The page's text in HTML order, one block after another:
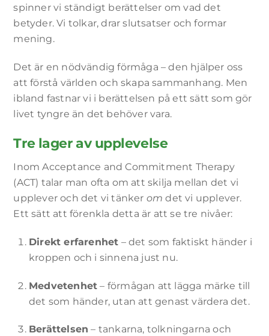
spinner vi ständigt berättelser om vad det
betyder. Vi tolkar, drar slutsatser och formar
mening.
Det är en nödvändig förmåga – den hjälper oss
att förstå världen och skapa sammanhang. Men
ibland fastnar vi i berättelsen på ett sätt som gör
livet tyngre än det behöver vara.
Tre lager av upplevelse
Inom Acceptance and Commitment Therapy
(ACT) talar man ofta om att skilja mellan det vi
upplever och det vi tänker om det vi upplever.
Ett sätt att förenkla detta är att se tre nivåer:
Direkt erfarenhet – det som faktiskt händer i
kroppen och i sinnena just nu.
Medvetenhet – förmågan att lägga märke till
det som händer, utan att genast värdera det.
Berättelsen – tankarna, tolkningarna och